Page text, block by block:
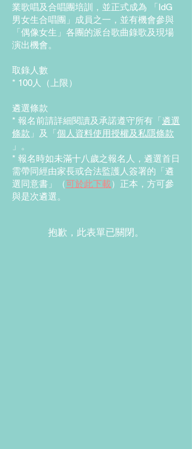
業歌唱及合唱團培訓，並正式成為 「IdG
男女生合唱團」成員之一，並有機會參與
「偶像女生」各團的派台歌曲錄歌及現場
演出機會。
取錄人數
* 100人（上限）
遴選條款
* ⁠報名前請詳細閱讀及承諾遵守所有「遴選
條款 」及「個人資料使用授權及私隱條款
」。
* 報名時如未滿十八歲之報名人，遴選首日
需帶同經由家長或合法監護人簽署的「遴
選同意書」（可於此下載）正本，方可參
與是次遴選。
抱歉，此表單已關閉。